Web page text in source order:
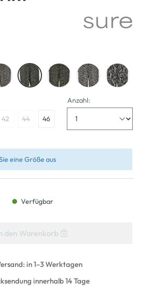
42 44 46
Anzahl:
eine Größe aus
Verfügbar
den Warenkorb
in 1–3 Werktagen
innerhalb 14 Tage